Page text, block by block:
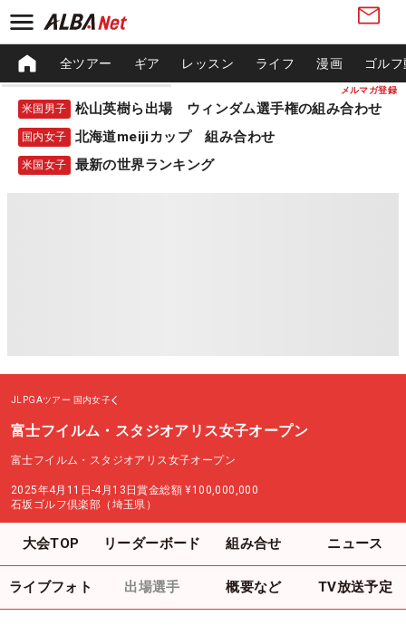
メルマガ登録
全ツアー ギア レッスン ライフ 漫画 ゴル
米国男子 松山英樹ら出場 ウィンダム選手権の組み合わせ
国内女子 北海道meijiカップ 組み合わせ
米国女子 最新の世界ランキング
JLPGAツアー 国内女子
富士フイルム・スタジオアリス女子オープン
富士フイルム・スタジオアリス女子オープン
2025年4月11日-4月13日賞金総額 ¥100,000,000
石坂ゴルフ倶楽部（埼玉県）
大会TOP リーダーボード 組み合せ ニュース
ライブフォト 出場選手 概要など TV放送予定